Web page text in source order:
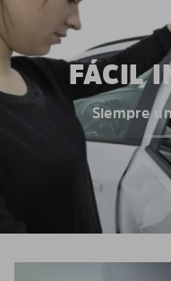
FÁCIL
Siempre